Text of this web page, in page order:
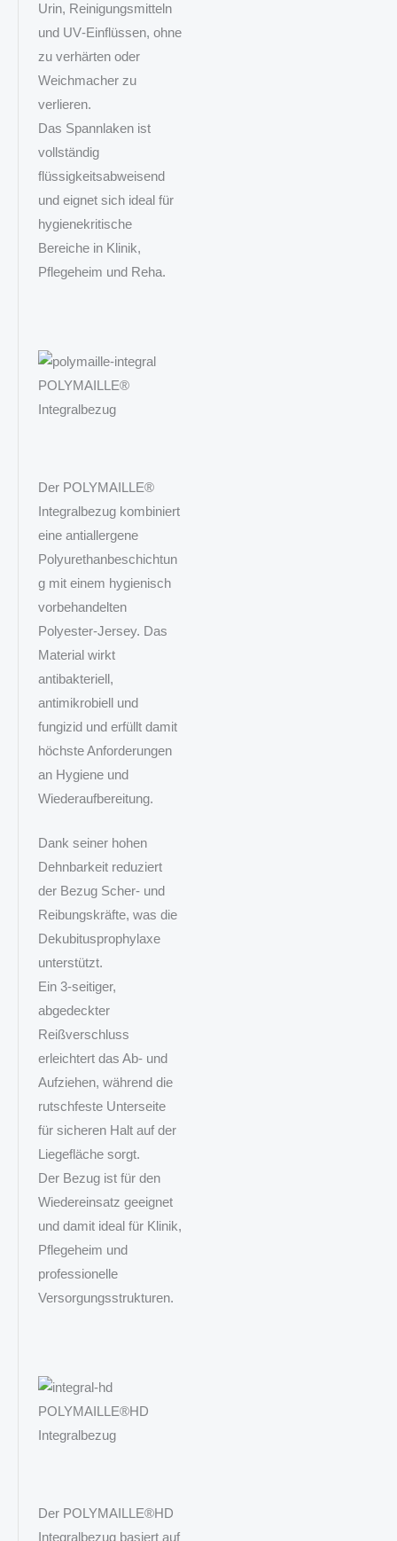
Urin, Reinigungsmitteln
und UV‑Einflüssen, ohne
zu verhärten oder
Weichmacher zu
verlieren.
Das Spannlaken ist
vollständig
flüssigkeitsabweisend
und eignet sich ideal für
hygienekritische
Bereiche in Klinik,
Pflegeheim und Reha.
POLYMAILLE®
Integralbezug
Der POLYMAILLE®
Integralbezug kombiniert
eine antiallergene
Polyurethanbeschichtun
g mit einem hygienisch
vorbehandelten
Polyester‑Jersey. Das
Material wirkt
antibakteriell,
antimikrobiell und
fungizid und erfüllt damit
höchste Anforderungen
an Hygiene und
Wiederaufbereitung.
Dank seiner hohen
Dehnbarkeit reduziert
der Bezug Scher‑ und
Reibungskräfte, was die
Dekubitusprophylaxe
unterstützt.
Ein 3‑seitiger,
abgedeckter
Reißverschluss
erleichtert das Ab‑ und
Aufziehen, während die
rutschfeste Unterseite
für sicheren Halt auf der
Liegefläche sorgt.
Der Bezug ist für den
Wiedereinsatz geeignet
und damit ideal für Klinik,
Pflegeheim und
professionelle
Versorgungsstrukturen.
POLYMAILLE®HD
Integralbezug
Der POLYMAILLE®HD
Integralbezug basiert auf